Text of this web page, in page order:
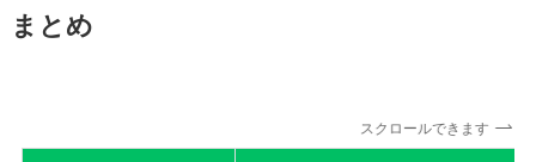
まとめ
スクロールできます